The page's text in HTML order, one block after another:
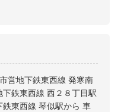
営地下鉄東西線 発寒南
鉄東西線 西２８丁目駅
東西線 琴似駅から 車